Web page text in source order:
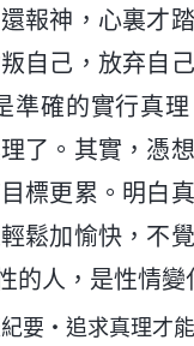
報神，心裏才
自己，放弃自
準確的實行真
了。其實，憑
標更累。明白
鬆加愉快，不
的人，是性情變
・追求真理才能